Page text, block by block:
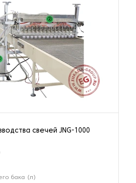
свечей JNG-1000
бака (л)